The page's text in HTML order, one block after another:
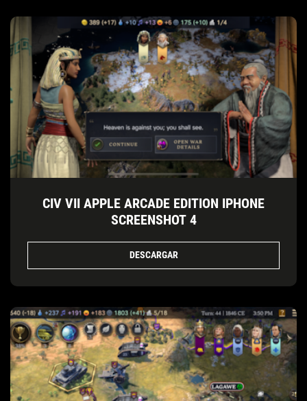
CIV VII APPLE ARCADE EDITION IPHONE
SCREENSHOT 4
DESCARGAR